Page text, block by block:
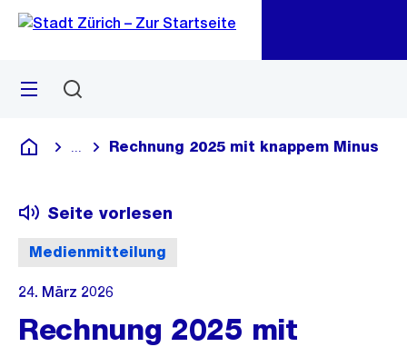
Navigation
Sprunglink
Menü
Deutsch
Blende alle Breadcrumbs ein
Rechnung 2025 mit knappem Minus
Medienmitteilung
Seite vorlesen
24. März 2026
Rechnung 2025 mit